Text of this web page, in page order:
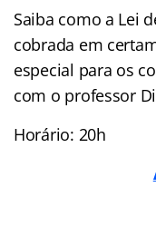
Saiba como a Lei
cobrada em
especial para os
com o professor
Horário: 20h